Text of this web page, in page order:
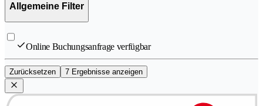
Allgemeine Filter
Online Buchungsanfrage verfügbar
Zurücksetzen 7 Ergebnisse anzeigen